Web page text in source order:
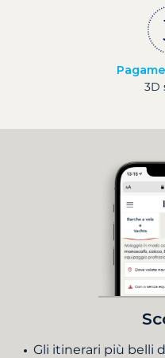
3D
Gli itinerari più belli